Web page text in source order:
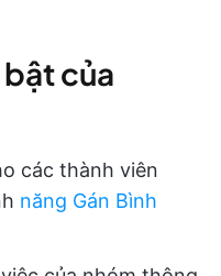
của
các thành viên
năng Gán Bình